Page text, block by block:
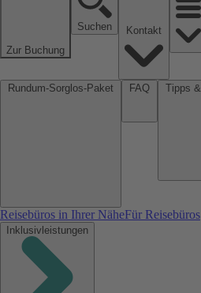
Zur Buchung
Suchen
Reisebüros in Ihrer NäheFür Reisebüros
Inklusivleistungen